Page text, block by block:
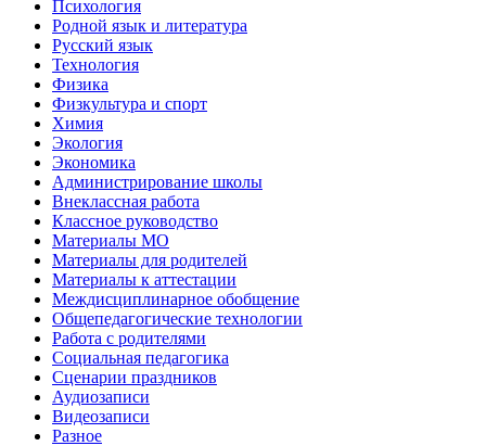
Психология
Родной язык и литература
Русский язык
Технология
Физика
Физкультура и спорт
Химия
Экология
Экономика
Администрирование школы
Внеклассная работа
Классное руководство
Материалы МО
Материалы для родителей
Материалы к аттестации
Междисциплинарное обобщение
Общепедагогические технологии
Работа с родителями
Социальная педагогика
Сценарии праздников
Аудиозаписи
Видеозаписи
Разное